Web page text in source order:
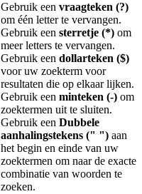
Gebruik een vraagteken (?)
om één letter te vervangen.
Gebruik een sterretje (*) om
meer letters te vervangen.
Gebruik een dollarteken ($)
voor uw zoekterm voor
resultaten die op elkaar lijken.
Gebruik een minteken (-) om
zoektermen uit te sluiten.
Gebruik een Dubbele
aanhalingstekens (" ") aan
het begin en einde van uw
zoektermen om naar de exacte
combinatie van woorden te
zoeken.